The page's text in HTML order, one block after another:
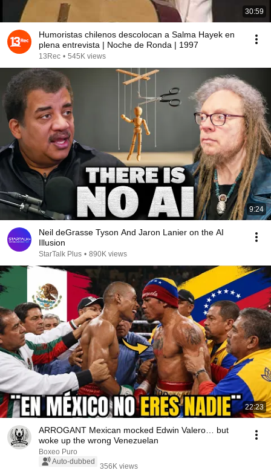
30:59
Humoristas chilenos descolocan a Salma Hayek en
plena entrevista | Noche de Ronda | 1997
13Rec • 545K views
9:24
Neil deGrasse Tyson And Jaron Lanier on the AI
Illusion
StarTalk Plus • 890K views
22:23
ARROGANT Mexican mocked Edwin Valero… but
woke up the wrong Venezuelan
Boxeo Puro
Auto-dubbed
356K views